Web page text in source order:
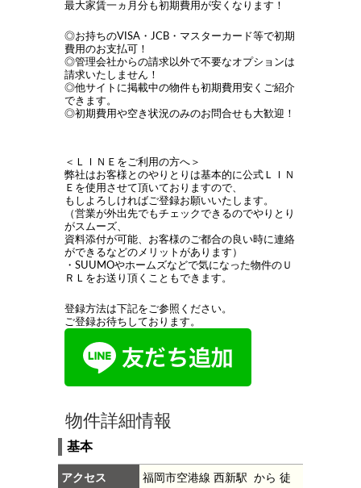
最大家賃一ヵ月分も初期費用が安くなります！
◎お持ちのVISA・JCB・マスターカード等で初期
費用のお支払可！
◎管理会社からの請求以外で不要なオプションは
請求いたしません！
◎他サイトに掲載中の物件も初期費用安くご紹介
できます。
◎初期費用や空き状況のみのお問合せも大歓迎！
＜ＬＩＮＥをご利用の方へ＞
弊社はお客様とのやりとりは基本的に公式ＬＩＮ
Ｅを使用させて頂いておりますので、
もしよろしければご登録お願いいたします。
（営業が外出先でもチェックできるのでやりとり
がスムーズ、
資料添付が可能、お客様のご都合の良い時に連絡
ができるなどのメリットがあります）
・SUUMOやホームズなどで気になった物件のＵ
ＲＬをお送り頂くこともできます。
登録方法は下記をご参照ください。
ご登録お待ちしております。
物件詳細情報
基本
アクセス
福岡市空港線 西新駅 から 徒